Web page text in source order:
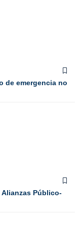
de emergencia no
Público-